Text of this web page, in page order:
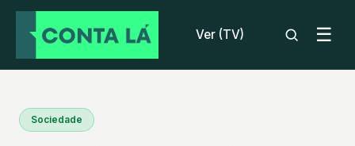
Ver (TV) ☰
Sociedade